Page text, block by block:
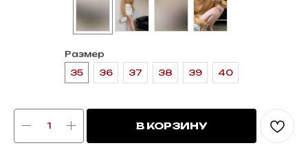
Размер
35
36 37 38 39 40
В КОРЗИНУ